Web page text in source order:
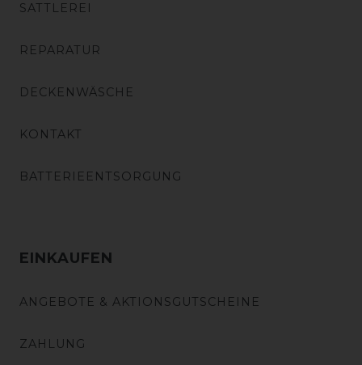
SATTLEREI
REPARATUR
DECKENWÄSCHE
KONTAKT
BATTERIEENTSORGUNG
EINKAUFEN
ANGEBOTE & AKTIONSGUTSCHEINE
ZAHLUNG